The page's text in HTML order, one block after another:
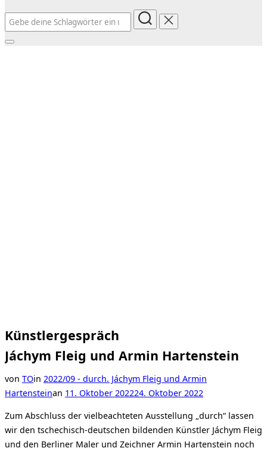
Suchen
nach:
Seitenleiste
Künstlergespräch
Jáchym Fleig und Armin Hartenstein
von TOin 2022/09 - durch. Jáchym Fleig und Armin
Hartensteinan Veröffentlicht
11. Oktober 202224. Oktober 2022
Zum Abschluss der vielbeachteten Ausstellung „durch“ lassen
wir den tschechisch-deutschen bildenden Künstler Jáchym Fleig
und den Berliner Maler und Zeichner Armin Hartenstein noch